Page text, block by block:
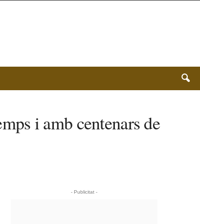
i amb centenars de
- Publicitat -